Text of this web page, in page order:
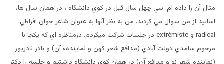
مثال آن را داده ام. سي چهل سال قبل در کوي دانشگاه ، در همان سال ها،
اساتيد از من سوال مي کردند. من به نظر آنها به عنوان شاعر جوان افراطي
radical و extrémiste در جلسات شرکت ميکردم. درمناظره اي که يکجا با
مرحوم سامدي دولت آبادي (مدافع شعر کهن و نمايندهء آن) و نادر نادرپور